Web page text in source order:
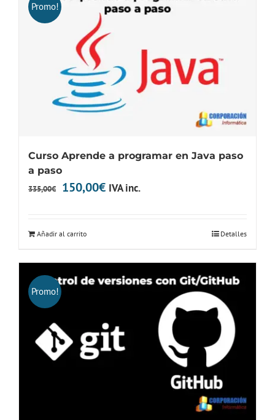
Promo!
Curso Aprende a programar en Java paso
a paso
335,00€
El
era:
335,00€.
150,00€El
150,00€.
IVA inc.
Añadir al carrito Detalles
Promo!